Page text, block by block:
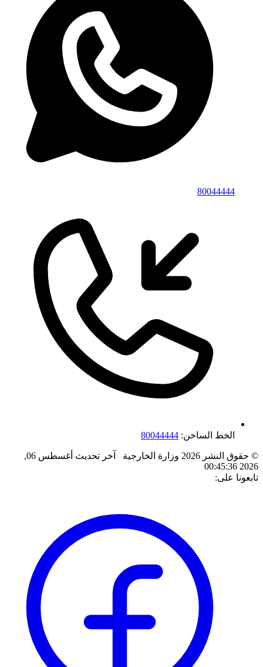
80044444
الخط الساخن: 80044444
© حقوق النشر 2026 وزارة الخارجية آخر تحديث
أغسطس 06,
2026 00:45:36
تابعونا على: